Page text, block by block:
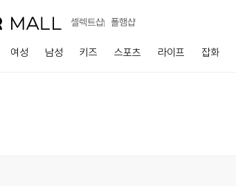
셀렉트샵 폴햄샵
여성 남성 키즈 스포츠 라이프 잡화